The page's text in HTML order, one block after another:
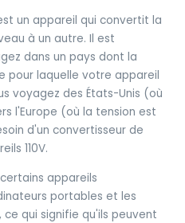
un appareil qui convertit la
à un autre. Il est
dans un pays dont la
pour laquelle votre appareil
voyagez des États-Unis (où
l'Europe (où la tension est
d'un convertisseur de
110V.
appareils
portables et les
qui signifie qu'ils peuvent